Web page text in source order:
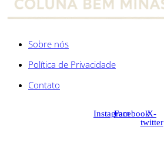
Sobre nós
Política de Privacidade
Contato
InstagramFacebookX-
twitter